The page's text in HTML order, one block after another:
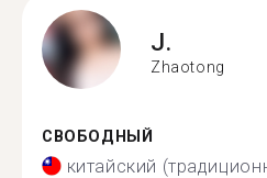
J.
Zhaotong
СВОБОДНЫЙ
китайский